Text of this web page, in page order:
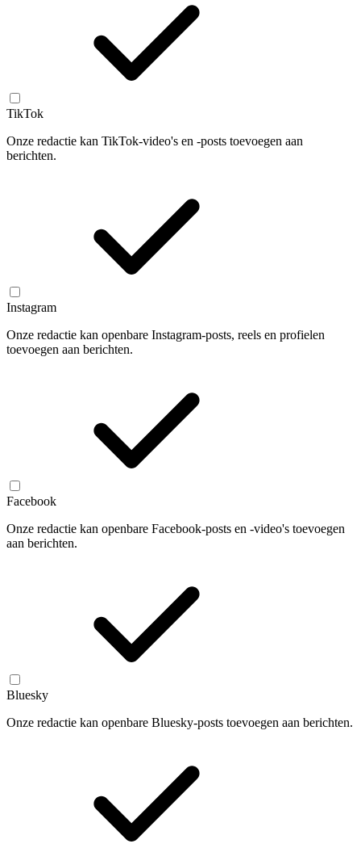
TikTok
Onze redactie kan TikTok-video's en -posts toevoegen aan
berichten.
Instagram
Onze redactie kan openbare Instagram-posts, reels en profielen
toevoegen aan berichten.
Facebook
Onze redactie kan openbare Facebook-posts en -video's toevoegen
aan berichten.
Bluesky
Onze redactie kan openbare Bluesky-posts toevoegen aan berichten.